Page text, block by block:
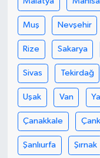
Muş Nevşehir
Rize Sakarya
Sivas Tekirdağ
Uşak Van
Çanakkale
Şanlıurfa Şırnak